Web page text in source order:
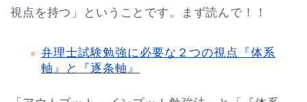
視点を持つ」ということです。まず読んで！！
弁理士試験勉強に必要な２つの視点『体系
軸』と『逐条軸』